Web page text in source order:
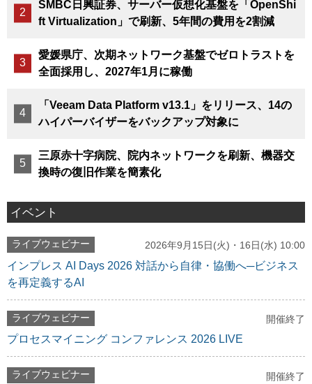
SMBC日興証券、サーバー仮想化基盤を「OpenShi
ft Virtualization」で刷新、5年間の費用を2割減
愛媛県庁、次期ネットワーク基盤でゼロトラストを
全面採用し、2027年1月に稼働
「Veeam Data Platform v13.1」をリリース、14の
ハイパーバイザーをバックアップ対象に
三原赤十字病院、院内ネットワークを刷新、機器交
換時の復旧作業を簡素化
イベント
ライブウェビナー 2026年9月15日(火)・16日(水) 10:00
インプレス AI Days 2026 対話から自律・協働へ─ビジネス
を再定義するAI
ライブウェビナー 開催終了
プロセスマイニング コンファレンス 2026 LIVE
ライブウェビナー 開催終了